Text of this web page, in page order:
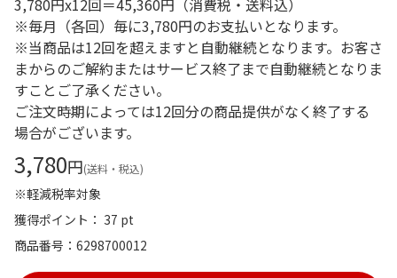
3,780円x12回＝45,360円（消費税・送料込）
※毎月（各回）毎に3,780円のお支払いとなります。
※当商品は12回を超えますと自動継続となります。お客さ
まからのご解約またはサービス終了まで自動継続となりま
すことご了承ください。
ご注文時期によっては12回分の商品提供がなく終了する
場合がございます。
3,780円(送料・税込)
※軽減税率対象
獲得ポイント： 37 pt
商品番号
6298700012